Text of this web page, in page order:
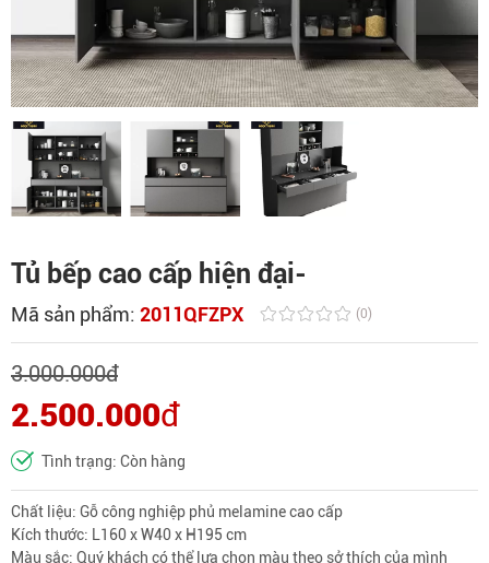
Tủ bếp cao cấp hiện đại-
Mã sản phẩm: 2011QFZPX (0)
3.000.000đ
2.500.000đ
Tình trạng: Còn hàng
Chất liệu: Gỗ công nghiệp phủ melamine cao cấp
Kích thước: L160 x W40 x H195 cm
Màu sắc: Quý khách có thể lựa chọn màu theo sở thích của mình